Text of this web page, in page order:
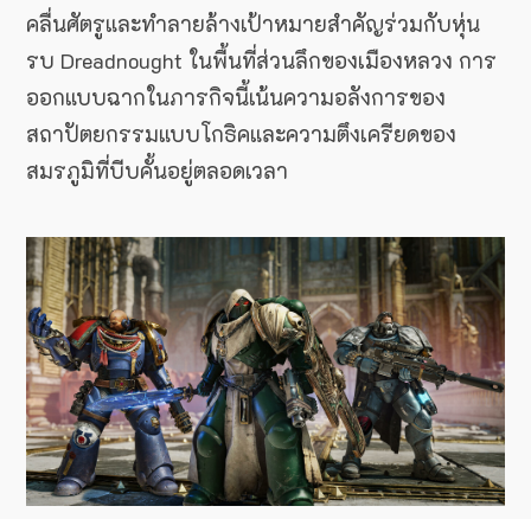
คลื่นศัตรูและทำลายล้างเป้าหมายสำคัญร่วมกับหุ่น
รบ Dreadnought ในพื้นที่ส่วนลึกของเมืองหลวง การ
ออกแบบฉากในภารกิจนี้เน้นความอลังการของ
สถาปัตยกรรมแบบโกธิคและความตึงเครียดของ
สมรภูมิที่บีบคั้นอยู่ตลอดเวลา